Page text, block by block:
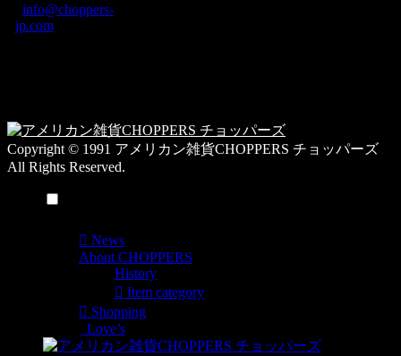
テ
ゴ
info@choppers-
jp.com
Copyright © 1991 アメリカン雑貨CHOPPERS チョッパーズ
All Rights Reserved.
News
About CHOPPERS
History
Item category
Shopping
Love’s